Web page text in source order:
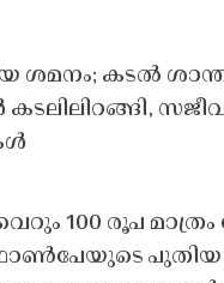
ശമനം; കടൽ
100 രൂപ
പുതിയ